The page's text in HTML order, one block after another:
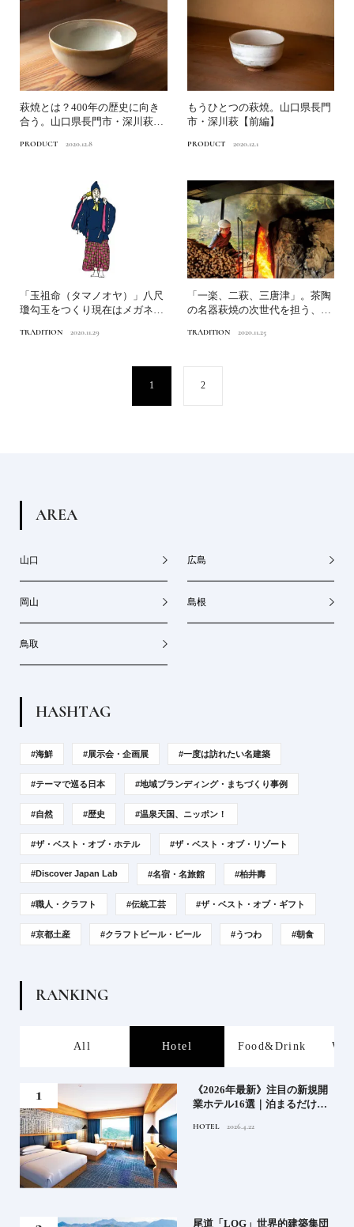
萩焼とは？400年の歴史に向き
合う。山口県長門市・深川萩
PRODUCT 2020.12.8
もうひとつの萩焼。山口県長門
市・深川萩【前編】
PRODUCT 2020.12.1
「玉祖命（タマノオヤ）」八尺
瓊勾玉をつくり現在はメガネの
TRADITION 2020.11.29
「一楽、二萩、三唐津」。茶陶
の名器萩焼の次世代を担う、若
TRADITION 2020.11.25
1 2
AREA
山口 広島
岡山 島根
鳥取
HASHTAG
#海鮮 #展示会・企画展 #一度は訪れたい名建築
#テーマで巡る日本 #地域ブランディング・まちづくり事例
#自然 #歴史 #温泉天国、ニッポン！
#ザ・ベスト・オブ・ホテル #ザ・ベスト・オブ・リゾート
#Discover Japan Lab #名宿・名旅館 #柏井壽
#職人・クラフト #伝統工芸 #ザ・ベスト・オブ・ギフト
#京都土産 #クラフトビール・ビール #うつわ #朝食
RANKING
All Hotel Food&Drink
《2026年最新》注目の新規開
業ホテル16選｜泊まるだけで
ル
HOTEL 2026.4.22
尾道「LOG」世界的建築集団